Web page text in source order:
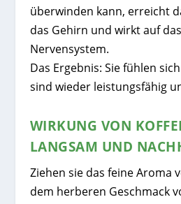
überwinden kann, erreicht
das Gehirn und wirkt auf
Nervensystem.
Das Ergebnis: Sie fühlen
sind wieder leistungsfähig
WIRKUNG VON
LANGSAM UND
Ziehen sie das feine Aroma
dem herberen Geschmack